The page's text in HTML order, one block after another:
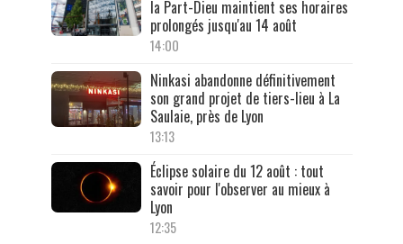
la Part-Dieu maintient ses horaires
prolongés jusqu'au 14 août
14:00
Ninkasi abandonne définitivement
son grand projet de tiers-lieu à La
Saulaie, près de Lyon
13:13
Éclipse solaire du 12 août : tout
savoir pour l'observer au mieux à
Lyon
12:35